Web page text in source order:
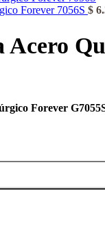
Forever 7056S $
Acero
Forever
Forever 7055S